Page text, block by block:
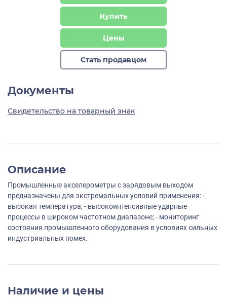
Купить
Цены
Стать продавцом
Документы
Свидетельство на товарный знак
Описание
Промышленные акселерометры с зарядовым выходом
предназначены для экстремальных условий применения: -
высокая температура; - высокоинтенсивные ударные
процессы в широком частотном диапазоне; - мониторинг
состояния промышленного оборудования в условиях сильных
индустриальных помех.
Наличие и цены